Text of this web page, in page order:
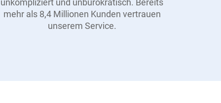
mehr als 8,4 Millionen Kunden vertrauen
unserem Service.